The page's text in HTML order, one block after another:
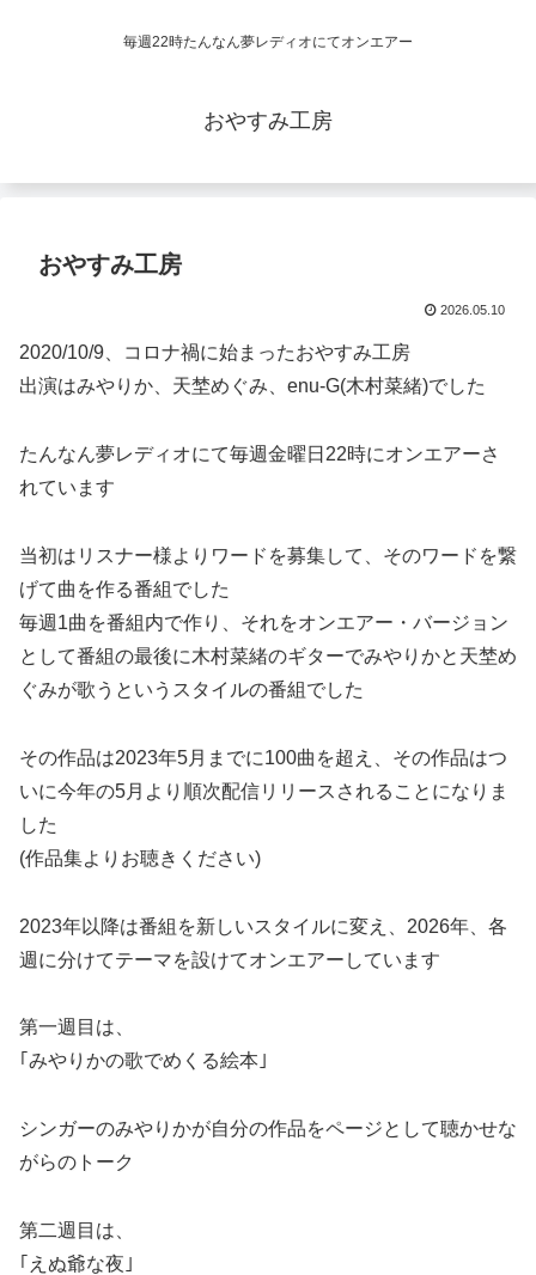
毎週22時たんなん夢レディオにてオンエアー
おやすみ工房
おやすみ工房
2026.05.10
2020/10/9、コロナ禍に始まったおやすみ工房
出演はみやりか、天埜めぐみ、enu-G(木村菜緒)でした
たんなん夢レディオにて毎週金曜日22時にオンエアーさ
れています
当初はリスナー様よりワードを募集して、そのワードを繋
げて曲を作る番組でした
毎週1曲を番組内で作り、それをオンエアー・バージョン
として番組の最後に木村菜緒のギターでみやりかと天埜め
ぐみが歌うというスタイルの番組でした
その作品は2023年5月までに100曲を超え、その作品はつ
いに今年の5月より順次配信リリースされることになりま
した
(作品集よりお聴きください)
2023年以降は番組を新しいスタイルに変え、2026年、各
週に分けてテーマを設けてオンエアーしています
第一週目は、
｢みやりかの歌でめくる絵本｣
シンガーのみやりかが自分の作品をページとして聴かせな
がらのトーク
第二週目は、
｢えぬ爺な夜｣